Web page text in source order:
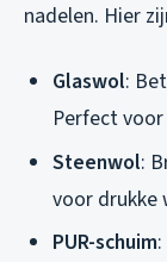
nadelen. Hier
Glaswol:
Perfect
Steenwol:
voor drukke
PUR-schuim